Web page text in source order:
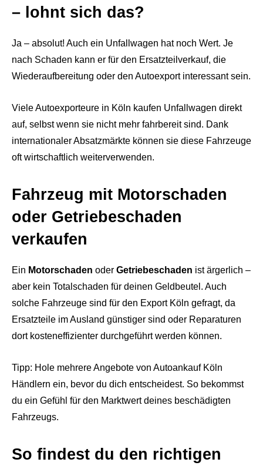
– lohnt sich das?
Ja – absolut! Auch ein Unfallwagen hat noch Wert. Je
nach Schaden kann er für den Ersatzteilverkauf, die
Wiederaufbereitung oder den Autoexport interessant sein.
Viele Autoexporteure in Köln kaufen Unfallwagen direkt
auf, selbst wenn sie nicht mehr fahrbereit sind. Dank
internationaler Absatzmärkte können sie diese Fahrzeuge
oft wirtschaftlich weiterverwenden.
Fahrzeug mit Motorschaden
oder Getriebeschaden
verkaufen
Ein Motorschaden oder Getriebeschaden ist ärgerlich –
aber kein Totalschaden für deinen Geldbeutel. Auch
solche Fahrzeuge sind für den Export Köln gefragt, da
Ersatzteile im Ausland günstiger sind oder Reparaturen
dort kosteneffizienter durchgeführt werden können.
Tipp: Hole mehrere Angebote von Autoankauf Köln
Händlern ein, bevor du dich entscheidest. So bekommst
du ein Gefühl für den Marktwert deines beschädigten
Fahrzeugs.
So findest du den richtigen